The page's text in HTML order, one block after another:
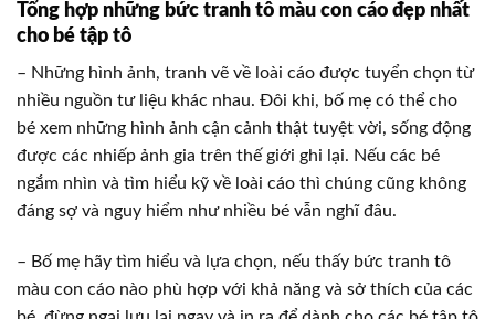
Tổng hợp những bức tranh tô màu con cáo đẹp nhất
cho bé tập tô
– Những hình ảnh, tranh vẽ về loài cáo được tuyển chọn từ
nhiều nguồn tư liệu khác nhau. Đôi khi, bố mẹ có thể cho
bé xem những hình ảnh cận cảnh thật tuyệt vời, sống động
được các nhiếp ảnh gia trên thế giới ghi lại. Nếu các bé
ngắm nhìn và tìm hiểu kỹ về loài cáo thì chúng cũng không
đáng sợ và nguy hiểm như nhiều bé vẫn nghĩ đâu.
– Bố mẹ hãy tìm hiểu và lựa chọn, nếu thấy bức tranh tô
màu con cáo nào phù hợp với khả năng và sở thích của các